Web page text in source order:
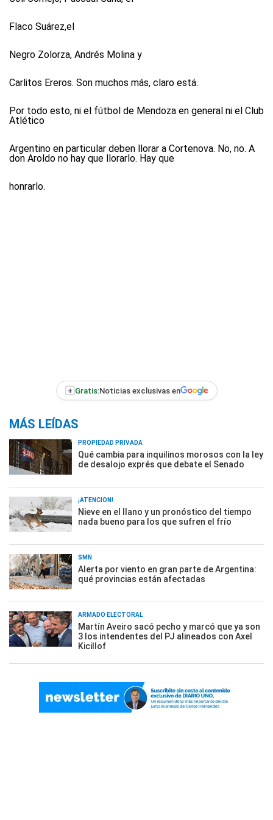
Flaco Suárez,el
Negro Zolorza, Andrés Molina y
Carlitos Ereros. Son muchos más, claro está.
Por todo esto, ni el fútbol de Mendoza en general ni el Club
Atlético
Argentino en particular deben llorar a Cortenova. No, no. A
don Aroldo no hay que llorarlo. Hay que
honrarlo.
+ Gratis:Noticias exclusivas en
MÁS LEÍDAS
PROPIEDAD PRIVADA
Qué cambia para inquilinos morosos con la ley
de desalojo exprés que debate el Senado
¡ATENCIÓN!
Nieve en el llano y un pronóstico del tiempo
nada bueno para los que sufren el frío
SMN
Alerta por viento en gran parte de Argentina:
qué provincias están afectadas
ARMADO ELECTORAL
Martín Aveiro sacó pecho y marcó que ya son
3 los intendentes del PJ alineados con Axel
Kicillof